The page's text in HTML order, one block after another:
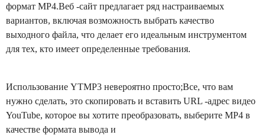
формат MP4.Веб -сайт предлагает ряд настраиваемых
вариантов, включая возможность выбрать качество
выходного файла, что делает его идеальным инструментом
для тех, кто имеет определенные требования.
Использование YTMP3 невероятно просто;Все, что вам
нужно сделать, это скопировать и вставить URL -адрес видео
YouTube, которое вы хотите преобразовать, выберите MP4 в
качестве формата вывода и